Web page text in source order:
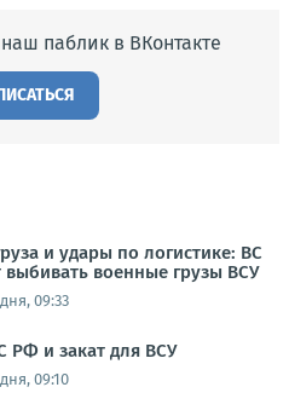
паблик в ВКонтакте
и удары по логистике: ВС
военные грузы ВСУ
09:33
РФ и закат для ВСУ
09:10